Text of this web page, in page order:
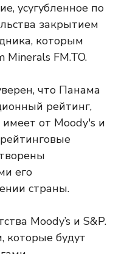
усугубленное по
закрытием
которым
Minerals FM.TO.
что Панама
рейтинг,
от Moody's и
его
страны.
Moody’s и S&P.
которые будут